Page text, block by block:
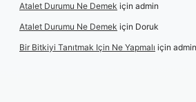
Atalet Durumu Ne Demek için admin
Atalet Durumu Ne Demek için Doruk
Bir Bitkiyi Tanıtmak Için Ne Yapmalı için admin